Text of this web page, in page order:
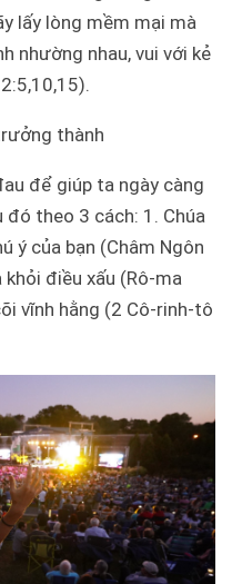
lấy lòng mềm mại mà
nhường nhau, vui với kẻ
thành
để giúp ta ngày càng
đó theo 3 cách: 1. Chúa
ý của bạn (Châm Ngôn
điều xấu (Rô-ma
vĩnh hằng (2 Cô-rinh-tô